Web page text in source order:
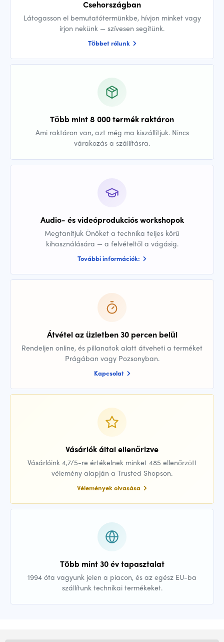
Csehországban
Látogasson el bemutatótermünkbe, hívjon minket vagy
írjon nekünk — szívesen segítünk.
Többet rólunk
Több mint 8 000 termék raktáron
Ami raktáron van, azt még ma kiszállítjuk. Nincs
várakozás a szállításra.
Audio- és videóprodukciós workshopok
Megtanítjuk Önöket a technika teljes körű
kihasználására — a felvételtől a vágásig.
További információk:
Átvétel az üzletben 30 percen belül
Rendeljen online, és pillanatok alatt átveheti a terméket
Prágában vagy Pozsonyban.
Kapcsolat
Vásárlók által ellenőrizve
Vásárlóink 4,7/5-re értékelnek minket 485 ellenőrzött
vélemény alapján a Trusted Shopson.
Vélemények olvasása
Több mint 30 év tapasztalat
1994 óta vagyunk jelen a piacon, és az egész EU-ba
szállítunk technikai termékeket.